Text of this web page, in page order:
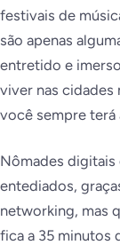
festivais de
são apenas
entretido e
viver nas cidades
você sempre
Nômades digitais
entediados,
networking, mas
fica a 35 minutos